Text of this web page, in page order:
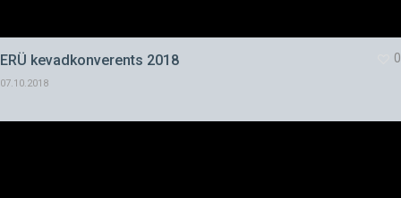
ERÜ kevadkonverents 2018
07.10.2018
0